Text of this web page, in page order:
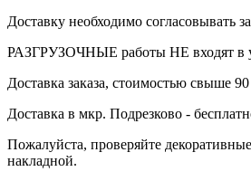
Доставку необходимо согласовывать
РАЗГРУЗОЧНЫЕ работы НЕ входят в
Доставка заказа, стоимостью свыше
Доставка в мкр. Подрезково -
Пожалуйста, проверяйте
накладной.